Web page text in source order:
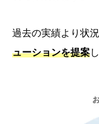
過去の実績より状
ューションを提案